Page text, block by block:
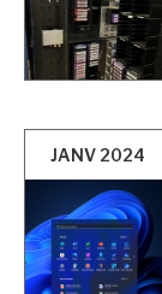
JANV 2024